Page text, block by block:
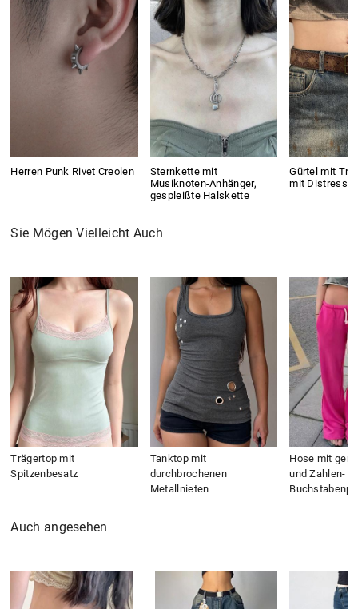
Herren Punk Rivet Creolen
Sternkette mit
Musiknoten-Anhänger,
gespleißte Halskette
Gürtel mit
mit
Sie Mögen Vielleicht Auch
Trägertop mit
Spitzenbesatz
Tanktop mit
durchbrochenen
Metallnieten
Hose mit
und Zahlen-
Auch angesehen